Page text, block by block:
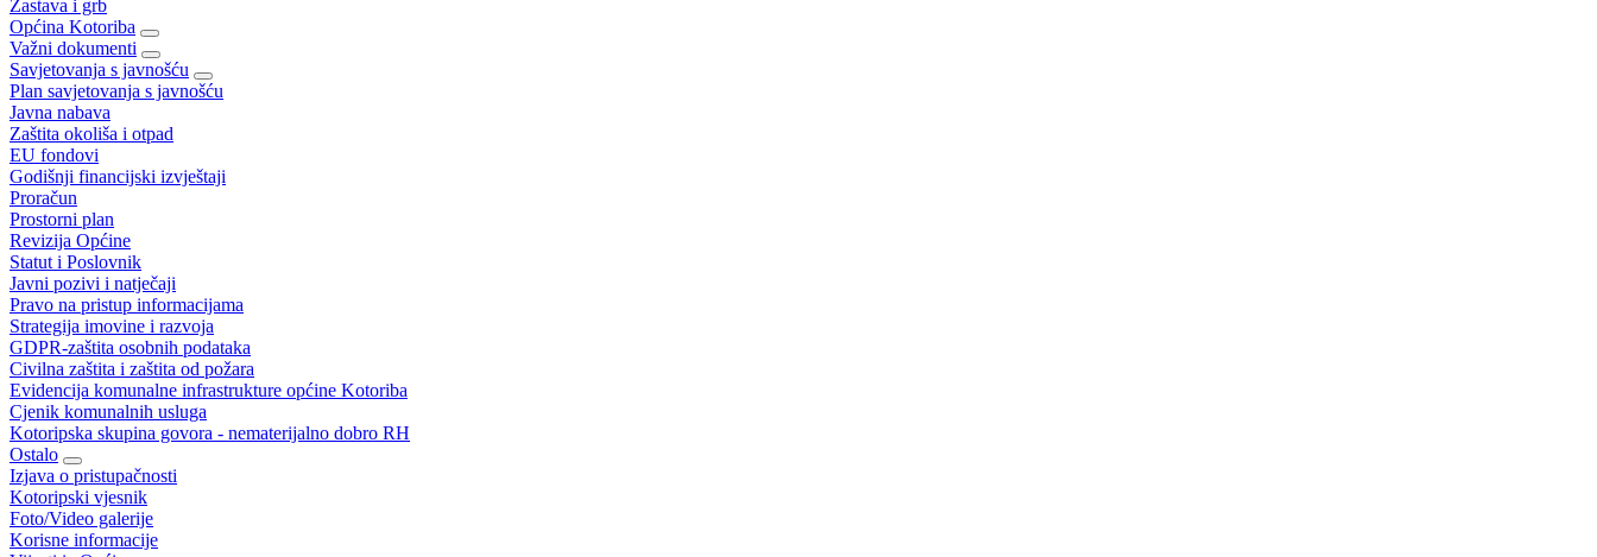
Zastava i grb
Općina Kotoriba
Važni dokumenti
Savjetovanja s javnošću
Plan savjetovanja s javnošću
Javna nabava
Zaštita okoliša i otpad
EU fondovi
Godišnji financijski izvještaji
Proračun
Prostorni plan
Revizija Općine
Statut i Poslovnik
Javni pozivi i natječaji
Pravo na pristup informacijama
Strategija imovine i razvoja
GDPR-zaštita osobnih podataka
Civilna zaštita i zaštita od požara
Evidencija komunalne infrastrukture općine Kotoriba
Cjenik komunalnih usluga
Kotoripska skupina govora - nematerijalno dobro RH
Ostalo
Izjava o pristupačnosti
Kotoripski vjesnik
Foto/Video galerije
Korisne informacije